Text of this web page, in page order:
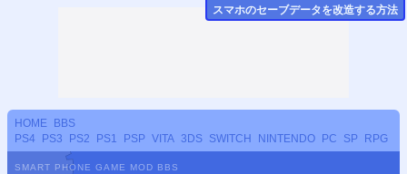
HOME
BBS
PS4
PS3 PS2 PS1 PSP VITA 3DS SWITCH NINTENDO PC SP RPG
SMART PHONE GAME MOD BBS
スマホのセーブデータを改造する方法